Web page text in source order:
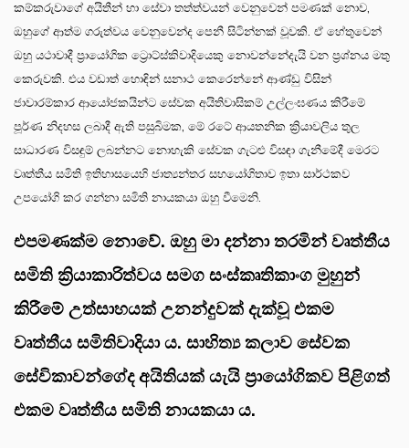
කම්කරුවාගේ අයිතීන් හා සේවා තත්ත්වයන් වෙනුවෙන් පමණක් නොව,
ඔහුගේ ආත්ම ගරුත්වය වෙනුවෙන්ද පෙනී සිටින්නක් වූවකි. ඒ හේතුවෙන්
ඔහු යථාවාදී ප්‍රායෝගික ට්‍රොට්ස්කිවාදියෙකු නොවන්නේදැයි වන ප්‍රශ්නය මතු
කෙරුවකි. එය වඩාත් හොඳින් සනාථ කෙරෙන්නේ ආණ්ඩු විසින්
ජාවාරම්කාර ආයෝජකයින්ට සේවක අයිතිවාසිකම් උල්ලංඝණය කිරීමේ
පූර්ණ නිදහස ලබාදී ඇති පසුබිමක, මේ රටේ ආයතනික ක්‍රියාවලිය තුල
සාධාරණ විසඳුම් ලබන්නට නොහැකි සේවක ගැටළු විසඳා ගැනීමේදී මෙරට
වෘත්තීය සමිති ඉතිහාසයෙහි ජාත්‍යන්තර සහයෝගිතාව ඉතා සාර්ථකව
උපයෝගි කර ගන්නා සමිති නායකයා ඔහු වීමෙනි.
එපමණක්ම නොවේ. ඔහු මා දන්නා තරමින් වෘත්තීය
සමිති ක්‍රියාකාරිත්වය සමග සංස්කෘතිකාංග මුහුන්
කිරීමේ උත්සාහයක් උනන්දුවක් දැක්වූ එකම
වෘත්තීය සමිතිවාදියා ය. සාහිත්‍ය කලාව සේවක
සේවිකාවන්ගේද අයිතියක් යැයි ප්‍රායෝගිකව පිළිගත්
එකම වෘත්තීය සමිති නායකයා ය.